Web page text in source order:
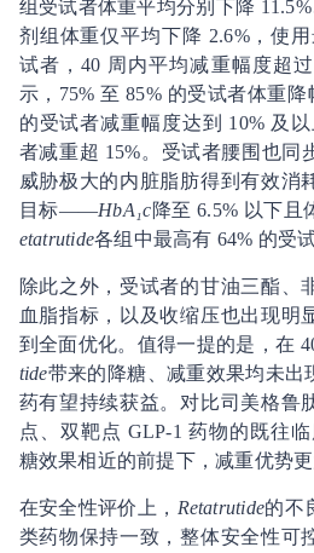
组受试者体重平均分别下降
剂组体重仅平均下降 2.6%，使
试者，40 周内平均减重幅度超
示，75% 至 85% 的受试者体重降
的受试者减重幅度达到 10% 及
者减重超 15%。受试者腰围也同
威胁极大的内脏脂肪得到有效消
目标——HbA₁c降至 6.5% 以下且
etatrutide各组中最高有 64% 的受
除此之外，受试者的甘油三酯、
血脂指标，以及收缩压也出现明
到全面优化。值得一提的是，在
tide带来的降糖、减重效果均未出
药有望持续获益。对比司美格鲁
点、双靶点 GLP-1 药物的既往临
糖效果相近的前提下，减重优势更
在安全性评价上， Retatrutide的不
类药物保持一致，整体安全性可